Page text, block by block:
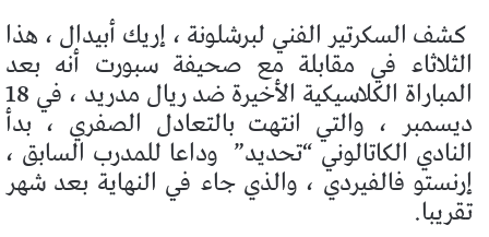
كشف السكرتير الفني لبرشلونة ، إريك أبيدال ، هذا
الثلاثاء في مقابلة مع صحيفة سبورت أنه بعد
المباراة الكلاسيكية الأخيرة ضد ريال مدريد ، في 18
ديسمبر ، والتي انتهت بالتعادل الصفري ، بدأ
النادي الكاتالوني “تحديد” وداعا للمدرب السابق ،
إرنستو فالفيردي ، والذي جاء في النهاية بعد شهر
تقريبا.